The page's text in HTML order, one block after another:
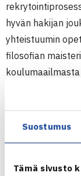
Suostumus
Tämä sivusto
hyvän hakijan
yhteistuumin
filosofian
työntekijöiden
kanssa
huomioida
tenniksestä,